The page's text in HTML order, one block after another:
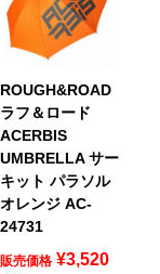
ROUGH&ROAD
ラフ＆ロード
ACERBIS
UMBRELLA サー
キット パラソル
オレンジ AC-
24731
販売価格 ¥3,520